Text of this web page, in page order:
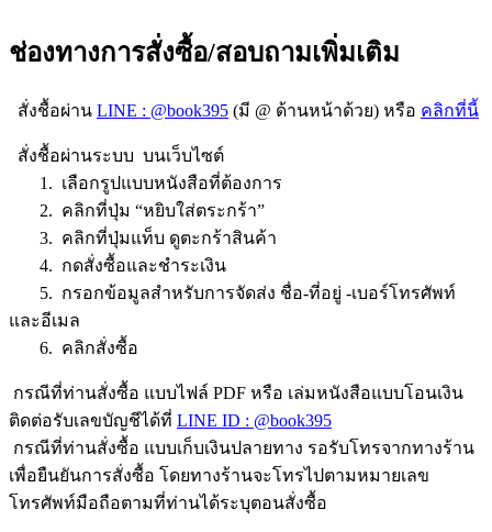
ช่องทางการสั่งซื้อ/สอบถามเพิ่มเติม
สั่งชื้อผ่าน LINE : @book395 (มี @ ด้านหน้าด้วย) หรือ คลิกที่นี้
สั่งชื้อผ่านระบบ บนเว็บไซต์
1. เลือกรูปแบบหนังสือที่ต้องการ
2. คลิกที่ปุ่ม “หยิบใส่ตระกร้า”
3. คลิกที่ปุ่มแท็บ ดูตะกร้าสินค้า
4. กดสั่งซื้อและชำระเงิน
5. กรอกข้อมูลสำหรับการจัดส่ง ชื่อ-ที่อยู่ -เบอร์โทรศัพท์
และอีเมล
6. คลิกสั่งซื้อ
กรณีที่ท่านสั่งซื้อ แบบไฟล์ PDF หรือ เล่มหนังสือแบบโอนเงิน
ติดต่อรับเลขบัญชีได้ที่ LINE ID : @book395
กรณีที่ท่านสั่งซื้อ แบบเก็บเงินปลายทาง รอรับโทรจากทางร้าน
เพื่อยืนยันการสั่งซื้อ โดยทางร้านจะโทรไปตามหมายเลข
โทรศัพท์มือถือตามที่ท่านได้ระบุตอนสั่งซื้อ